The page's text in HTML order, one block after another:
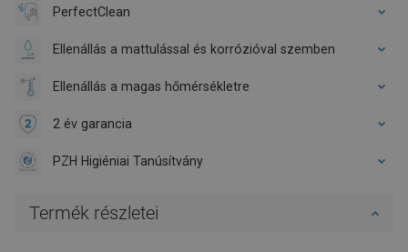
PerfectClean
Ellenállás a mattulással és korrózióval szemben
Ellenállás a magas hőmérsékletre
2 év garancia
PZH Higiéniai Tanúsítvány
Termék részletei